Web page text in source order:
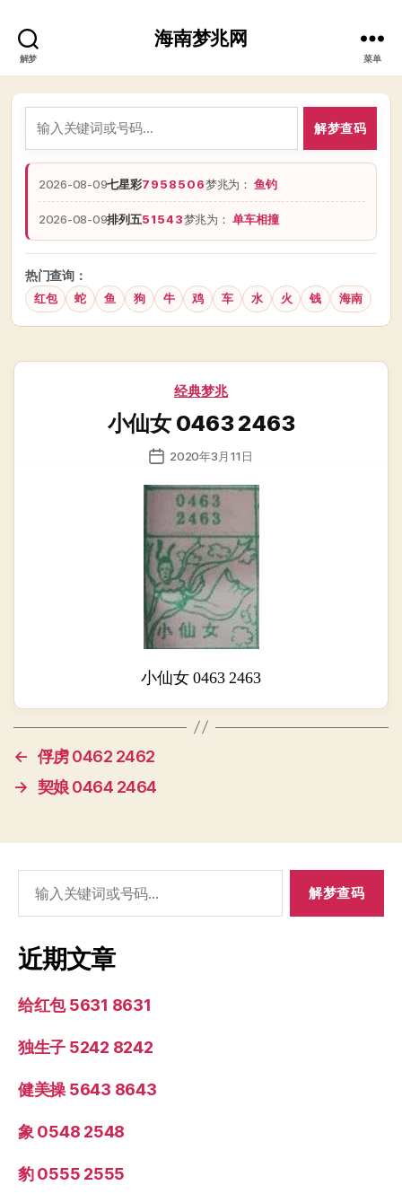
解梦
海南梦兆网
菜单
解梦查码
2026-08-09七星彩7958506梦兆为：鱼钓
2026-08-09排列五51543梦兆为：单车相撞
热门查询：
红包 蛇 鱼 狗 牛 鸡 车 水 火 钱 海南
分
经典梦兆
小仙女 0463 2463
发
日
2020年3月11日
小仙女 0463 2463
← 俘虏 0462 2462
→ 契娘 0464 2464
索：
近期文章
给红包 5631 8631
独生子 5242 8242
健美操 5643 8643
象 0548 2548
豹 0555 2555